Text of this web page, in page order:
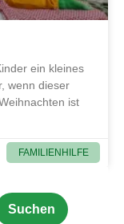
FAMILIENHILFE
ein kleines
wenn dieser
ist